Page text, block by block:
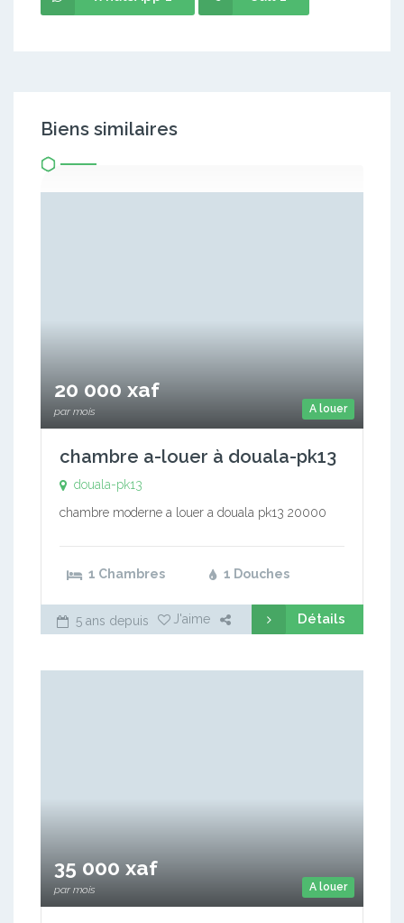
Biens similaires
A louer
20 000 xaf
par mois
chambre a-louer à douala-pk13
douala-pk13
chambre moderne a louer a douala pk13 20000
1 Chambres 1 Douches
5 ans depuis J'aime Détails
A louer
35 000 xaf
par mois